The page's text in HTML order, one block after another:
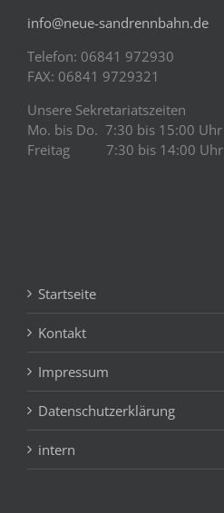
info@neue-sandrennbahn.de
Telefon: 06841 972930
FAX: 06841 9729321
Unsere Sekretariatszeiten
Mo. bis Do. 7:30 bis 15:00 Uhr
Freitag 7:30 bis 14:00 Uhr
Startseite
Kontakt
Impressum
Datenschutzerklärung
intern